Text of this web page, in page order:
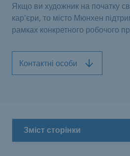
Якщо ви художник на початку
кар'єри, то місто Мюнхен
рамках конкретного робочого
Контактні особи
Зміст сторінки